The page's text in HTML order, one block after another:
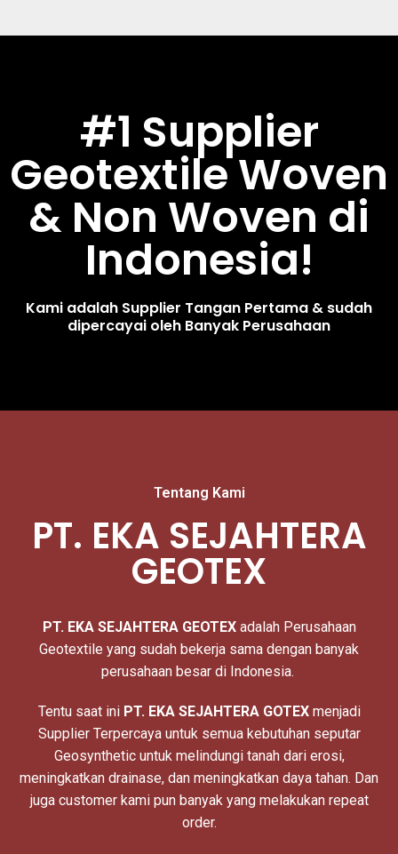
#1 Supplier
Geotextile Woven
& Non Woven di
Indonesia!
Kami adalah Supplier Tangan Pertama & sudah
dipercayai oleh Banyak Perusahaan
Tentang Kami
PT. EKA SEJAHTERA
GEOTEX
PT. EKA SEJAHTERA GEOTEXadalah Perusahaan
Geotextile yang sudah bekerja sama dengan banyak
perusahaan besar di Indonesia.
Tentu saat ini PT. EKA SEJAHTERA GOTEXmenjadi
Supplier Terpercaya untuk semua kebutuhan seputar
Geosynthetic untuk melindungi tanah dari erosi,
meningkatkan drainase, dan meningkatkan daya tahan. Dan
juga customer kami pun banyak yang melakukan repeat
order.